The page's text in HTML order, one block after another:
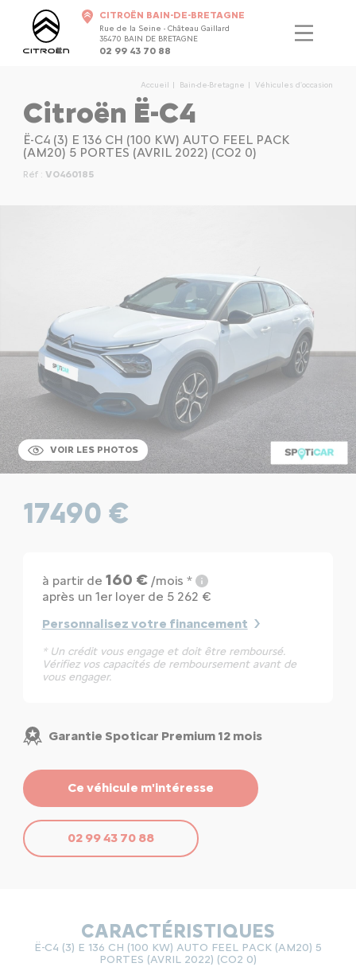
CITROËN BAIN-DE-BRETAGNE
Rue de la Seine - Château Gaillard
35470 BAIN DE BRETAGNE
02 99 43 70 88
Accueil Bain-de-Bretagne Véhicules d'occasion
Citroën Ë-C4
Ë-C4 (3) E 136 CH (100 KW) AUTO FEEL PACK
(AM20) 5 PORTES (AVRIL 2022) (CO2 0)
Réf : VO460185
VOIR LES PHOTOS
17490 €
à partir de 160 €/mois *
après un 1er loyer de 5 262 €
Personnalisez votre financement
* Un crédit vous engage et doit être remboursé.
Vérifiez vos capacités de remboursement avant de
vous engager.
Garantie Spoticar Premium 12 mois
Ce véhicule m'intéresse
02 99 43 70 88
CARACTÉRISTIQUES
Ë-C4 (3) E 136 CH (100 KW) AUTO FEEL PACK (AM20) 5
PORTES (AVRIL 2022) (CO2 0)